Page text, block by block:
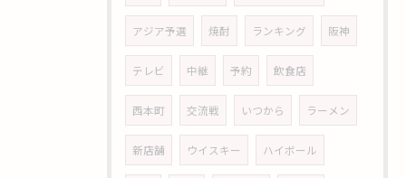
アジア予選 焼酎 ランキング 阪神
テレビ 中継 予約 飲食店
西本町 交流戦 いつから ラーメン
新店舗 ウイスキー ハイボール